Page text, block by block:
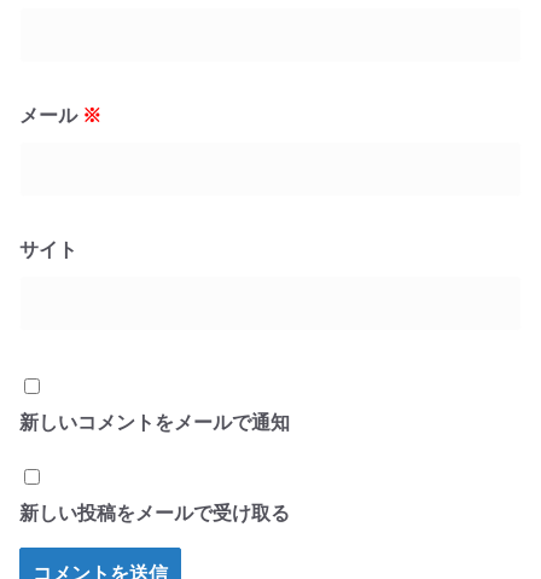
メール ※
サイト
新しいコメントをメールで通知
新しい投稿をメールで受け取る